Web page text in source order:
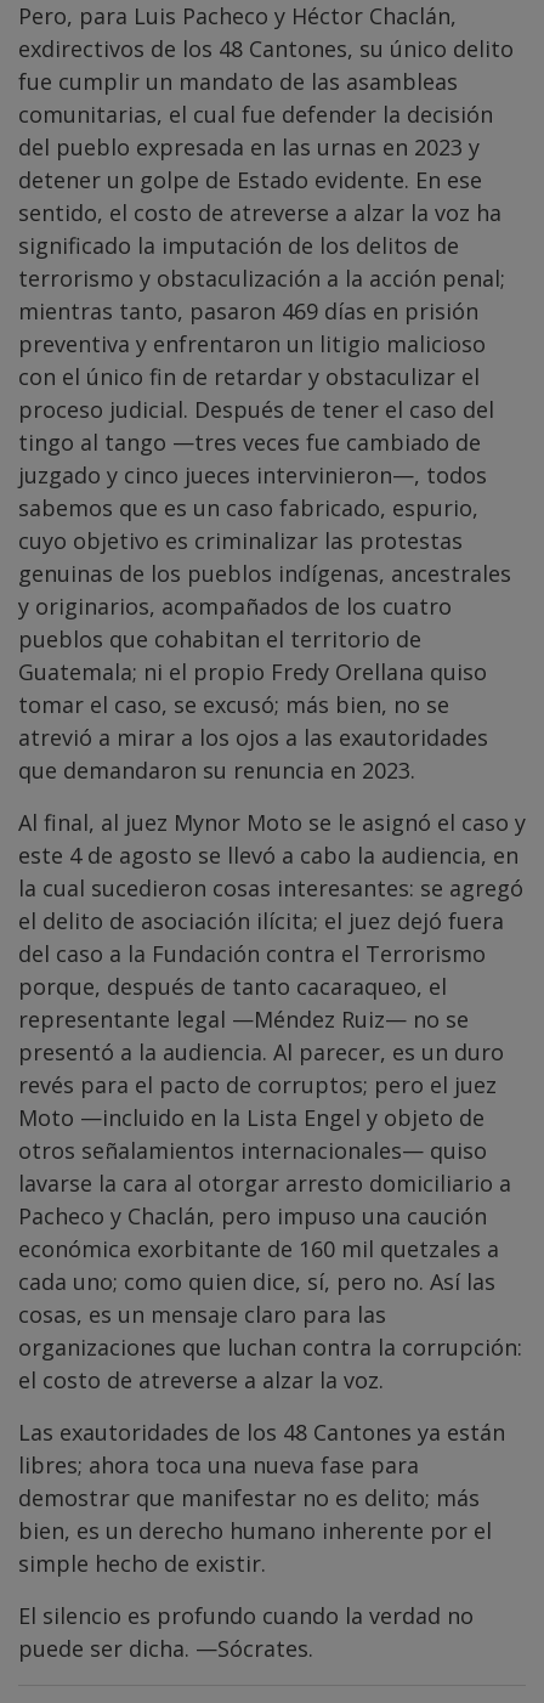
Pero, para Luis Pacheco y Héctor Chaclán,
exdirectivos de los 48 Cantones, su único delito
fue cumplir un mandato de las asambleas
comunitarias, el cual fue defender la decisión
del pueblo expresada en las urnas en 2023 y
detener un golpe de Estado evidente. En ese
sentido, el costo de atreverse a alzar la voz ha
significado la imputación de los delitos de
terrorismo y obstaculización a la acción penal;
mientras tanto, pasaron 469 días en prisión
preventiva y enfrentaron un litigio malicioso
con el único fin de retardar y obstaculizar el
proceso judicial. Después de tener el caso del
tingo al tango —tres veces fue cambiado de
juzgado y cinco jueces intervinieron—, todos
sabemos que es un caso fabricado, espurio,
cuyo objetivo es criminalizar las protestas
genuinas de los pueblos indígenas, ancestrales
y originarios, acompañados de los cuatro
pueblos que cohabitan el territorio de
Guatemala; ni el propio Fredy Orellana quiso
tomar el caso, se excusó; más bien, no se
atrevió a mirar a los ojos a las exautoridades
que demandaron su renuncia en 2023.
Al final, al juez Mynor Moto se le asignó el caso y
este 4 de agosto se llevó a cabo la audiencia, en
la cual sucedieron cosas interesantes: se agregó
el delito de asociación ilícita; el juez dejó fuera
del caso a la Fundación contra el Terrorismo
porque, después de tanto cacaraqueo, el
representante legal —Méndez Ruiz— no se
presentó a la audiencia. Al parecer, es un duro
revés para el pacto de corruptos; pero el juez
Moto —incluido en la Lista Engel y objeto de
otros señalamientos internacionales— quiso
lavarse la cara al otorgar arresto domiciliario a
Pacheco y Chaclán, pero impuso una caución
económica exorbitante de 160 mil quetzales a
cada uno; como quien dice, sí, pero no. Así las
cosas, es un mensaje claro para las
organizaciones que luchan contra la corrupción:
el costo de atreverse a alzar la voz.
Las exautoridades de los 48 Cantones ya están
libres; ahora toca una nueva fase para
demostrar que manifestar no es delito; más
bien, es un derecho humano inherente por el
simple hecho de existir.
El silencio es profundo cuando la verdad no
puede ser dicha. —Sócrates.